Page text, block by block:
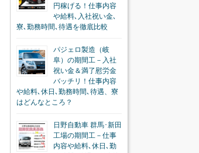
円稼げる！仕事内容
や給料､入社祝い金､
寮､勤務時間､待遇を徹底比較
パジェロ製造（岐
阜）の期間工－入社
祝い金＆満了慰労金
バッチリ！仕事内容
や給料､休日､勤務時間､待遇、寮
はどんなところ？
日野自動車 群馬･新田
工場の期間工－仕事
内容や給料､休日､勤